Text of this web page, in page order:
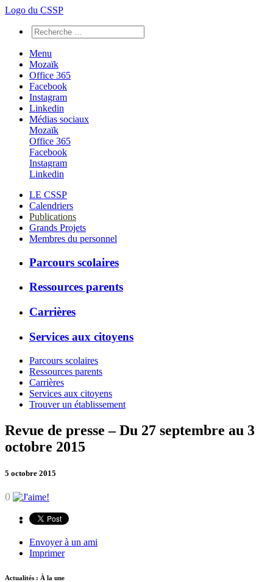
Logo du CSSP
Menu
Mozaïk
Office 365
Facebook
Instagram
Linkedin
Médias sociaux
Mozaïk
Office 365
Facebook
Instagram
Linkedin
LE CSSP
Calendriers
Publications
Grands Projets
Membres du personnel
Parcours scolaires
Ressources parents
Carrières
Services aux citoyens
Parcours scolaires
Ressources parents
Carrières
Services aux citoyens
Trouver un établissement
Revue de presse – Du 27 septembre au 3
octobre 2015
5 octobre 2015
0
Envoyer à un ami
Imprimer
Actualités : À la une